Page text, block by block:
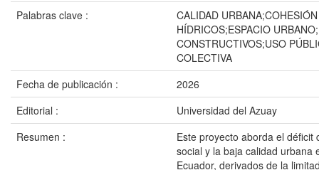
Palabras clave :
CALIDAD
HÍDRICOS;ESPACIO
CONSTRUCTIVOS;USO
COLECTIVA
Fecha de publicación :
2026
Editorial :
Universidad del Azuay
Resumen :
Este proyecto aborda el déficit
social y la baja calidad urbana
Ecuador, derivados de la